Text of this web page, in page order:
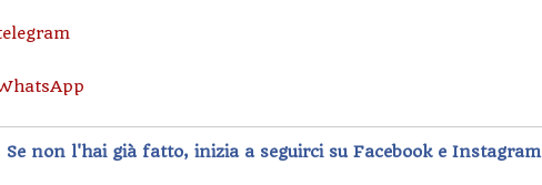
Se non l'hai già fatto, inizia a seguirci su Facebook e Instagram